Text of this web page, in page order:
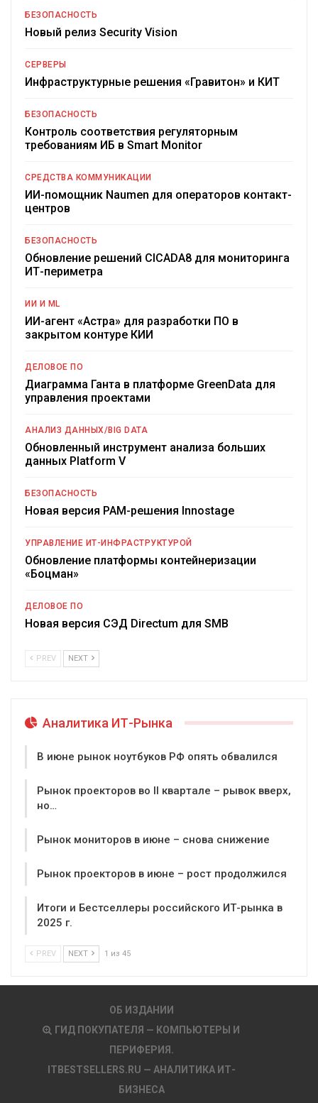
БЕЗОПАСНОСТЬ
Новый релиз Security Vision
СЕРВЕРЫ
Инфраструктурные решения «Гравитон» и КИТ
БЕЗОПАСНОСТЬ
Контроль соответствия регуляторным
требованиям ИБ в Smart Monitor
СРЕДСТВА КОММУНИКАЦИИ
ИИ-помощник Naumen для операторов контакт-
центров
БЕЗОПАСНОСТЬ
Обновление решений CICADA8 для мониторинга
ИТ-периметра
ИИ И ML
ИИ-агент «Астра» для разработки ПО в
закрытом контуре КИИ
ДЕЛОВОЕ ПО
Диаграмма Ганта в платформе GreenData для
управления проектами
АНАЛИЗ ДАННЫХ/BIG DATA
Обновленный инструмент анализа больших
данных Platform V
БЕЗОПАСНОСТЬ
Новая версия PAM-решения Innostage
УПРАВЛЕНИЕ ИТ-ИНФРАСТРУКТУРОЙ
Обновление платформы контейнеризации
«Боцман»
ДЕЛОВОЕ ПО
Новая версия СЭД Directum для SMB
PREV NEXT
Аналитика ИТ-Рынка
В июне рынок ноутбуков РФ опять обвалился
Рынок проекторов во II квартале – рывок вверх,
но…
Рынок мониторов в июне – снова снижение
Рынок проекторов в июне – рост продолжился
Итоги и Бестселлеры российского ИТ-рынка в
2025 г.
PREV NEXT 1 из 45
ОБ ИЗДАНИИ
ГИД ПОКУПАТЕЛЯ — КОМПЬЮТЕРЫ И
ПЕРИФЕРИЯ.
ITBESTSELLERS.RU — АНАЛИТИКА ИТ-
БИЗНЕСА